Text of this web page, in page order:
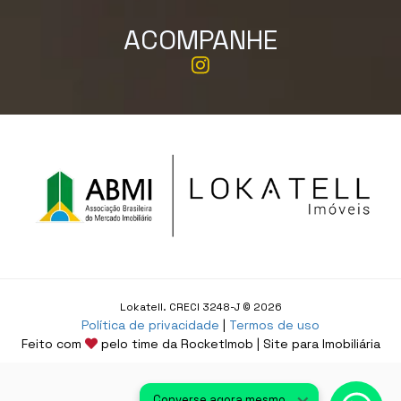
ACOMPANHE
Lokatell. CRECI 3248-J © 2026
Política de privacidade
Termos de uso
Feito com
pelo time da RocketImob | Site para Imobiliária